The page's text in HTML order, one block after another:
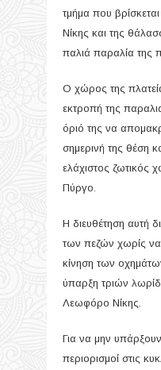
τμήμα που
Νίκης και της
παλιά παραλία της
Ο χώρος της
εκτροπή της
όριό της να
σημερινή της θέση
ελάχιστος
Πύργο.
Η διευθέτηση αυτή
των πεζών χωρίς να
κίνηση των
ύπαρξη τριών
Λεωφόρο Νίκης.
Για να μην
περιορισμοί στις